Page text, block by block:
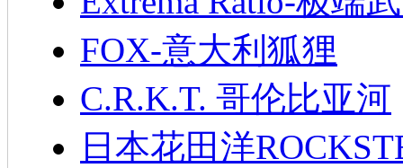
FOX-意大利狐狸
C.R.K.T. 哥伦比亚河
日本花田洋